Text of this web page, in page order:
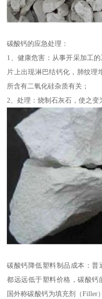
碳酸钙的应急处理：
1、健康危害：从事开采加工
片上出现淋巴结钙化，肺纹理
所含有二氧化硅杂质有关；
2、处理：烧制石灰石，使之变
碳酸钙降低塑料制品成本：普
都远远低于塑料价格，碳酸钙
国外称碳酸钙为填充剂（Filler